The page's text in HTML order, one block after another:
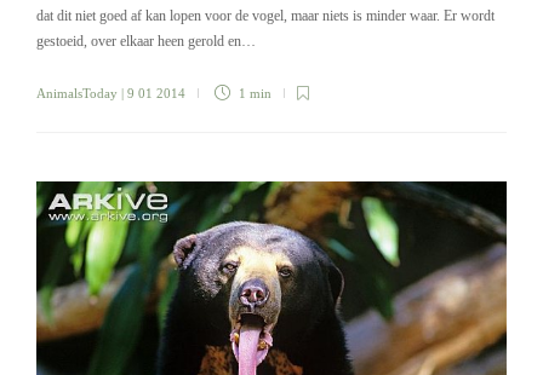
dat dit niet goed af kan lopen voor de vogel, maar niets is minder waar. Er wordt
gestoeid, over elkaar heen gerold en…
AnimalsToday | 9 01 2014 1 min